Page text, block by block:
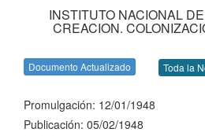
INSTITUTO NACIONAL
CREACION.
Documento Actualizado Toda la
Promulgación: 12/01/1948
Publicación: 05/02/1948